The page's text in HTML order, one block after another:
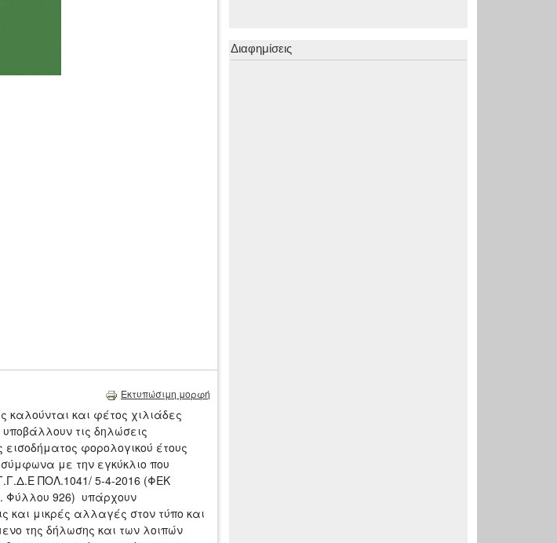
Εκτυπώσιμη μορφή
και φέτος χιλιάδες
τις δηλώσεις
φορολογικού έτους
με την εγκύκλιο που
ΠΟΛ.1041/ 5-4-2016 (ΦΕΚ
Φύλλου 926) υπάρχουν
και μικρές αλλαγές στον τύπο και
της δήλωσης και των λοιπών
Διαφημίσεις